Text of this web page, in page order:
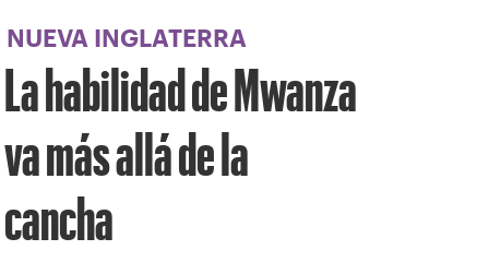
NUEVA INGLATERRA
La habilidad de Mwanza
va más allá de la
cancha